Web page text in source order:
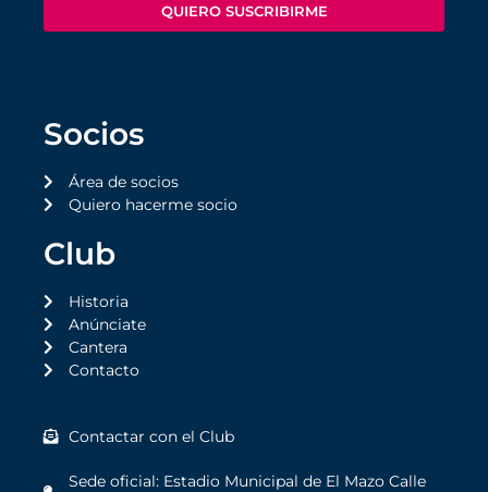
QUIERO SUSCRIBIRME
Socios
Área de socios
Quiero hacerme socio
Club
Historia
Anúnciate
Cantera
Contacto
Contactar con el Club
Sede oficial: Estadio Municipal de El Mazo Calle